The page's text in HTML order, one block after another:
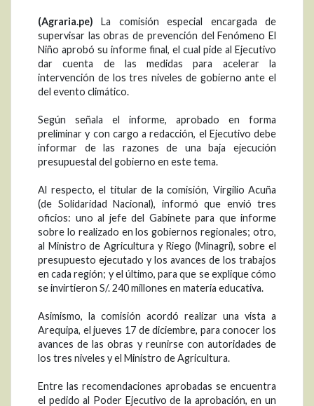
(Agraria.pe) La comisión especial encargada de
supervisar las obras de prevención del Fenómeno El
Niño aprobó su informe final, el cual pide al Ejecutivo
dar cuenta de las medidas para acelerar la
intervención de los tres niveles de gobierno ante el
del evento climático.
Según señala el informe, aprobado en forma
preliminar y con cargo a redacción, el Ejecutivo debe
informar de las razones de una baja ejecución
presupuestal del gobierno en este tema.
Al respecto, el titular de la comisión, Virgilio Acuña
(de Solidaridad Nacional), informó que envió tres
oficios: uno al jefe del Gabinete para que informe
sobre lo realizado en los gobiernos regionales; otro,
al Ministro de Agricultura y Riego (Minagri), sobre el
presupuesto ejecutado y los avances de los trabajos
en cada región; y el último, para que se explique cómo
se invirtieron S/. 240 millones en materia educativa.
Asimismo, la comisión acordó realizar una vista a
Arequipa, el jueves 17 de diciembre, para conocer los
avances de las obras y reunirse con autoridades de
los tres niveles y el Ministro de Agricultura.
Entre las recomendaciones aprobadas se encuentra
el pedido al Poder Ejecutivo de la aprobación, en un